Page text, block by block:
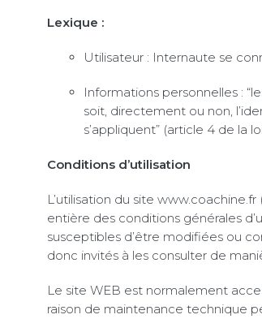
Lexique :
Utilisateur : Internaute se
Informations personnelles :
soit, directement ou non,
s’appliquent” (article 4 de la
Conditions d’utilisation
L’utilisation du site
entière des conditions générales
susceptibles d’être modifiées ou
donc invités à les consulter de
Le site WEB est normalement
raison de maintenance technique